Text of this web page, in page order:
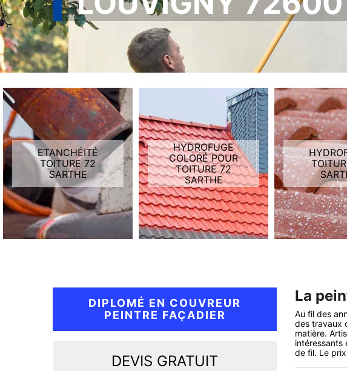
ETANCHÉITÉ
TOITURE 72
SARTHE
HYDROFUGE
COLORÉ POUR
TOITURE 72
SARTHE
DIPLOMÉ EN COUVREUR
PEINTRE FAÇADIER
DEVIS GRATUIT
La
Au fil des
des travaux
matière.
intéressants
de fil. Le